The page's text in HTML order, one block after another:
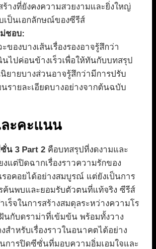
ร้างที่ยังคงความสวยงามและยิ่งใหญ่
เป็นเอกลักษณ์ของซีรีส์
ชอบ:
ะของบางเส้นเรื่องรองอาจรู้สึกว่า
นไปค่อนข้างเร็วเพื่อให้ทันกับบทสรุป
ยายบางส่วนอาจรู้สึกว่ามีการปรับ
นรายละเอียดบางอย่างจากต้นฉบับ
ะคะแนน
น 3 Part 2 คือบทสรุปที่งดงามและ
งแต่ปิดฉากเรื่องราวความรักของ
อคอยได้อย่างสมบูรณ์ แต่ยังเป็นการ
ค้นพบและยอมรับตัวตนที่แท้จริง ซีรีส์
เร็จในการสร้างสมดุลระหว่างความโร
กับดราม่าที่เข้มข้น พร้อมทั้งวาง
สำหรับเรื่องราวในอนาคตได้อย่าง
การปิดซีซั่นที่มอบความอิ่มเอมใจและ